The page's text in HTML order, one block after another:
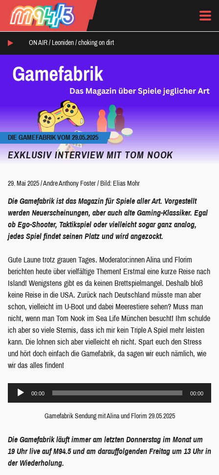
ON AIR / Leoniden / choking on dirt
DIE GAMEFABRIK VOM 29.05.2025
EXKLUSIV INTERVIEW MIT TOM NOOK
29. Mai 2025 /Andre Anthony Foster / Bild: Elias Mohr
Die Gamefabrik ist das Magazin für Spiele aller Art. Vorgestellt
werden Neuerscheinungen, aber auch alte Gaming-Klassiker. Egal
ob Ego-Shooter, Taktikspiel oder vielleicht sogar ganz analog,
jedes Spiel findet seinen Platz und wird angezockt.
Gute Laune trotz grauen Tages. Moderator:innen Alina und Florim
berichten heute über vielfältige Themen! Erstmal eine kurze Reise nach
Island! Wenigstens gibt es da keinen Brettspielmangel. Deshalb bloß
keine Reise in die USA. Zurück nach Deutschland müsste man aber
schon, vielleicht im U-Boot und dabei Meerestiere sehen? Muss man
nicht, wenn man Tom Nook im Sea Life München besucht! Ihm schulde
ich aber so viele Sternis, dass ich mir kein Triple A Spiel mehr leisten
kann. Die lohnen sich aber vielleicht eh nicht. Spart euch den Stress
und hört doch einfach die Gamefabrik, da sagen wir euch nämlich, wie
wir das alles finden!
Audio-
00:00 00:00
Gamefabrik Sendung mit Alina und Florim 29.05.2025
Die Gamefabrik läuft immer am letzten Donnerstag im Monat um
19 Uhr live auf M94.5 und am darauffolgenden Freitag um 13 Uhr in
der Wiederholung.